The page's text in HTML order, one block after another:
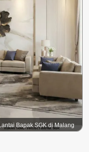
Bapak SGK di Malang